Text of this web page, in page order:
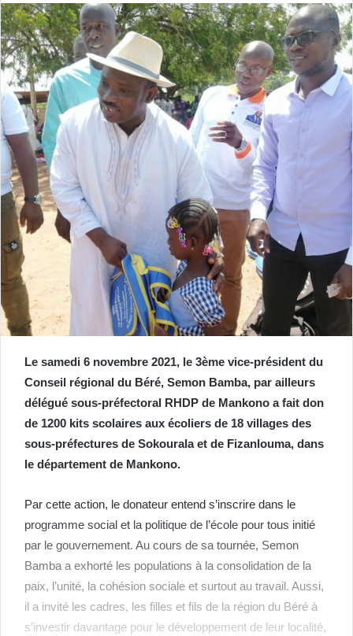
Le samedi 6 novembre 2021, le 3ème vice-président du
Conseil régional du Béré, Semon Bamba, par ailleurs
délégué sous-préfectoral RHDP de Mankono a fait don
de 1200 kits scolaires aux écoliers de 18 villages des
sous-préfectures de Sokourala et de Fizanlouma, dans
le département de Mankono.
Par cette action, le donateur entend s’inscrire dans le
programme social et la politique de l’école pour tous initié
par le gouvernement. Au cours de sa tournée, Semon
Bamba a exhorté les populations à la consolidation de la
paix, l’unité, la cohésion sociale et surtout au travail. Aussi,
il a invité les cadres, les filles et fils de la région du Béré à
s’investir davantage pour le développement de leur localité,